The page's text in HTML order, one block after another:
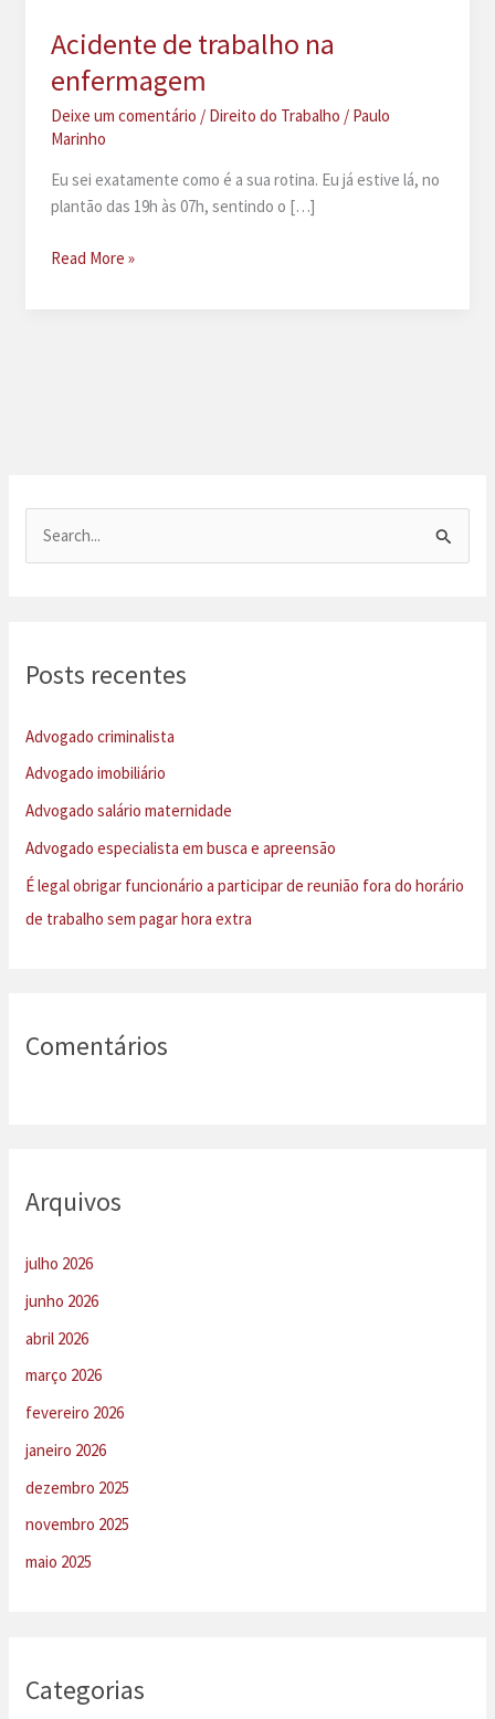
Acidente de trabalho na
enfermagem
Deixe um comentário / Direito do Trabalho / Paulo
Marinho
Eu sei exatamente como é a sua rotina. Eu já estive lá, no
plantão das 19h às 07h, sentindo o […]
Acidente
Read More »
i
p
o
r
:
Posts recentes
Advogado criminalista
Advogado imobiliário
Advogado salário maternidade
Advogado especialista em busca e apreensão
É legal obrigar funcionário a participar de reunião fora do horário
de trabalho sem pagar hora extra
Comentários
Arquivos
julho 2026
junho 2026
abril 2026
março 2026
fevereiro 2026
janeiro 2026
dezembro 2025
novembro 2025
maio 2025
Categorias